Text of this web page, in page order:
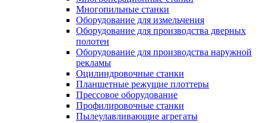
Многопильные станки
Оборудование для измельчения
Оборудование для производства дверных
полотен
Оборудование для производства наружной
рекламы
Оцилиндровочные станки
Планшетные режущие плоттеры
Прессовое оборудование
Профилировочные станки
Пылеулавливающие агрегаты